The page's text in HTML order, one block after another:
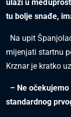
ulazi u
tu bolje snađe,
Na upit
mijenjati startnu
Krznar je kratko
– Ne
standardnog